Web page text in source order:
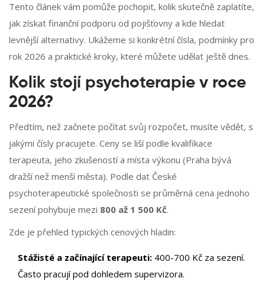
Tento článek vám pomůže pochopit, kolik skutečně zaplatíte,
jak získat finanční podporu od pojišťovny a kde hledat
levnější alternativy. Ukážeme si konkrétní čísla, podmínky pro
rok 2026 a praktické kroky, které můžete udělat ještě dnes.
Kolik stojí psychoterapie v roce
2026?
Předtím, než začnete počítat svůj rozpočet, musíte vědět, s
jakými čísly pracujete. Ceny se liší podle kvalifikace
terapeuta, jeho zkušeností a místa výkonu (Praha bývá
dražší než menší města). Podle dat České
psychoterapeutické společnosti se průměrná cena jednoho
sezení pohybuje mezi 800 až 1 500 Kč.
Zde je přehled typických cenových hladin:
Stážisté a začínající terapeuti: 400-700 Kč za sezení.
Často pracují pod dohledem supervizora.